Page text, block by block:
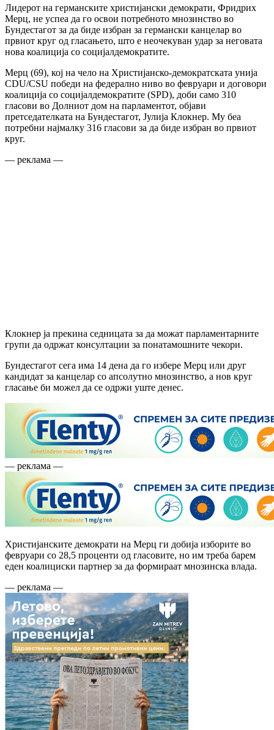
Лидерот на германските христијански демократи, Фридрих
Мерц, не успеа да го освои потребното мнозинство во
Бундестагот за да биде избран за германски канцелар во
првиот круг од гласањето, што е неочекуван удар за неговата
нова коалиција со социјалдемократите.
Мерц (69), кој на чело на Христијанско-демократската унија
CDU/CSU победи на федерално ниво во февруари и договори
коалиција со социјалдемократите (SPD), доби само 310
гласови во Долниот дом на парламентот, објави
претседателката на Бундестагот, Јулија Клокнер. Му беа
потребни најмалку 316 гласови за да биде избран во првиот
круг.
— реклама —
Клокнер ја прекина седницата за да можат парламентарните
групи да одржат консултации за понатамошните чекори.
Бундестагот сега има 14 дена да го избере Мерц или друг
кандидат за канцелар со апсолутно мнозинство, а нов круг
гласање би можел да се одржи уште денес.
— реклама —
Христијанските демократи на Мерц ги добија изборите во
февруари со 28,5 проценти од гласовите, но им треба барем
еден коалициски партнер за да формираат мнозинска влада.
— реклама —